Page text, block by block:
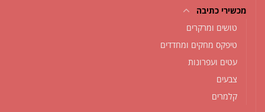
מכשירי כתיבה
טושים ומרקרים
טיפקס מחקים ומחדדים
עטים ועפרונות
צבעים
קלמרים